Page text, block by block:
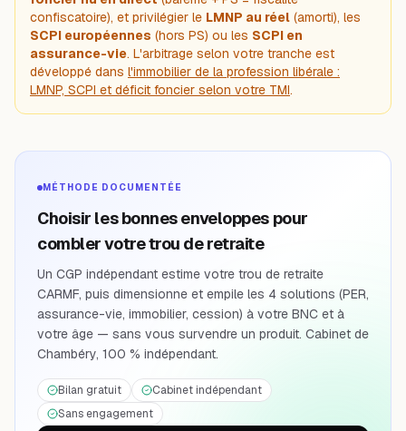
confiscatoire), et privilégier le LMNP au réel (amorti), les
SCPI européennes (hors PS) ou les SCPI en
assurance-vie. L'arbitrage selon votre tranche est
développé dans l'immobilier de la profession libérale :
LMNP, SCPI et déficit foncier selon votre TMI.
MÉTHODE DOCUMENTÉE
Choisir les bonnes enveloppes pour
combler votre trou de retraite
Un CGP indépendant estime votre trou de retraite
CARMF, puis dimensionne et empile les 4 solutions (PER,
assurance-vie, immobilier, cession) à votre BNC et à
votre âge — sans vous survendre un produit. Cabinet de
Chambéry, 100 % indépendant.
Bilan gratuit
Cabinet indépendant
Sans engagement